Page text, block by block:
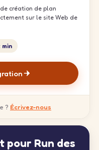
création de plan
sur le site Web de
min
? Écrivez-nous
pour Run des